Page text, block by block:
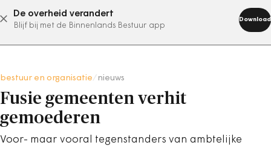
De overheid verandert
Blijf bij met de Binnenlands Bestuur app
Download
abonneer nu
bestuur en organisatie nieuws
Fusie gemeenten verhit
gemoederen
Voor- maar vooral tegenstanders van ambtelijke